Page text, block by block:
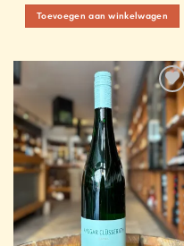
Toevoegen aan winkelwagen
Add to
Wishlist